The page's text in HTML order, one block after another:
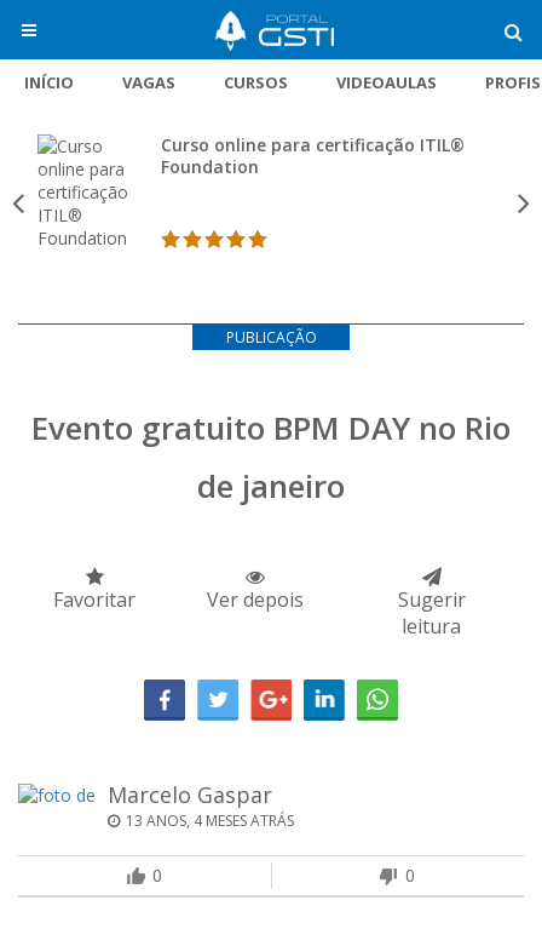
INÍCIO VAGAS CURSOS VIDEOAULAS
Curso online para certificação ITIL®
Foundation
PUBLICAÇÃO
Evento gratuito BPM DAY no Rio
de janeiro
Favoritar Ver depois
Sugerir
leitura
Marcelo Gaspar
13 ANOS, 4 MESES ATRÁS
0 0